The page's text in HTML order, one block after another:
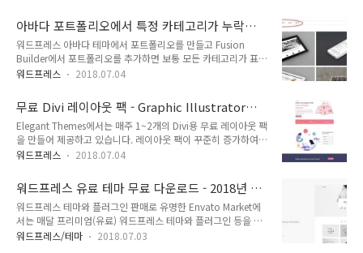
프레스 코어 파일, 테마 또는 플러그인의 업데이트를 소홀히 하
면 보안에 구멍이 생기고 최악의 경우 ..
고 하여 카톡을 통해 설명해주었습니다. 하지만 글로 설명을 하
니 제대로 이해를 하지 못해 원격 접속을 통해 설명해달라고 요
청해왔습니다. 워드프레스 글/페이지에 YouTube만 넣는 방법
만을 설명하기로 했지만 고객의 요청에 따라 복잡한 제품 사양
페이지를 수정하여 이미지와 글을 변경하는 방법도 포함시켰습
있었습니다. 레불루션 슬라이더는 다이내믹한 슬라이드를 만들
때 유용하게 사용할 수 있지만,..
아바다 포트폴리오에서 특정 카테고리가 누락되
는 경우
워드프레스 아바다 테마에서 포트폴리오를 만들고 Fusion
Builder에서 포트폴리오를 추가하면 보통 모든 카테고리가 표시
됩니다. 만약 특정 카테고리가 표시되지 않는다면 해당 카테고리
화면에서 Portfolio 엘리먼트를 클릭하여 포트폴리오 편집 화면
을 표시합니다. 다음과 같은 화면이 표시되면 "Exclude
Categories"(카테고리 제외)에서 카테고리가 지정되어 있는지
확인하도록 합니다. 모든 카테고리를 표시하려면 비워두면 됩니
다. 여러 개의 카테고리를 지정할 수도 있습니다. 특정 카테고리
를 지정하면 됩니다. 비워두면 모든 카테고리가 표시됩니다. 제
외되는 카테고리가 없..
워드프레스 2018.07.04
무료 Divi 레이아웃 팩 - Graphic Illustrator
Layout Pack(그래픽 일러스트레이터 레이아웃
팩)
Elegant Themes에서는 매주 1~2개의 Divi용 무료 레이아웃 팩
을 만들어 제공하고 있습니다. 레이아웃 팩이 꾸준히 증가하여
현재 50개 레이아웃 팩(총 386개 레이아웃)을 Divi 빌더에서 이
전 제작된 레이아웃)에서 검색하여 원하는 레이아웃을 로드할
수 있습니다. 레이아웃을 로드하여 조금 수정하여 사용하거나 레
이아웃을 분석하여 Divi 테마 사용법을 익힐 수 있습니다. 지난
주 토요일에 Graphic Illustrator Layout Pack(그래픽 일러스
트레이터 레이아웃 팩)이 공개되었습니다. 이 레이아웃 팩에는 7
워드프레스 2018.07.04
워드프레스 유료 테마 무료 다운로드 - 2018년 7
월
워드프레스 테마와 플러그인 판매로 유명한 Envato Market에
서는 매달 프리미엄(유료) 워드프레스 테마와 플러그인 등을 선
정하여 1개월 동안 무료로 다운로드할 수 있도록 제공하고 있습
워드프레스/테마 2018.07.03